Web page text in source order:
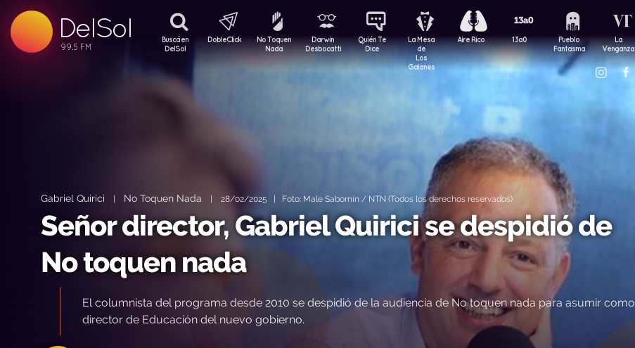
DelSol
99.5 FM
99.5 FM
99.5 FM
Buscá en
DelSol
DobleClick
No Toquen
Nada
Darwin
Desbocatti
Quién Te
Dice
La Mesa
de
Los
Galanes
Aire Rico 13a0
Pueblo
Fantasma
La
Venganza
Gabriel Quirici | No Toquen Nada | 28/02/2025 | Foto: Male Sabornín / NTN (Todos los derechos reservados)
Señor director, Gabriel Quirici se despidió de
No toquen nada
El columnista del programa desde 2010 se despidió de la audiencia de No toquen nada para asumir como
director de Educación del nuevo gobierno.